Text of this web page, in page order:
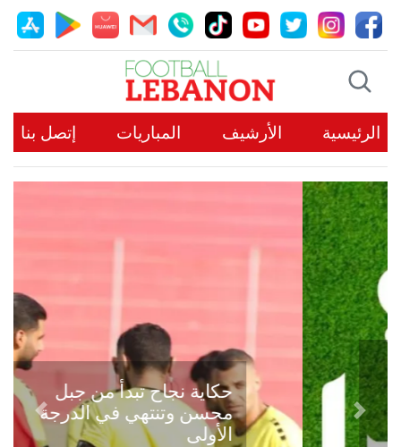
الرئيسية الأرشيف المباريات إتصل بنا
حكاية نجاح تبدأ من جبل
محسن وتنتهي في الدرجة
الأولىPrevious
Next